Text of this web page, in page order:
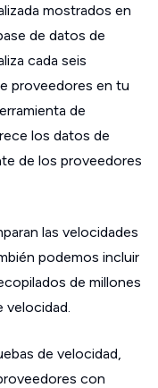
mostrados en
de datos de
cada seis
proveedores en tu
de
los datos de
de los proveedores
las velocidades
podemos incluir
de millones
velocidad.
de velocidad,
con